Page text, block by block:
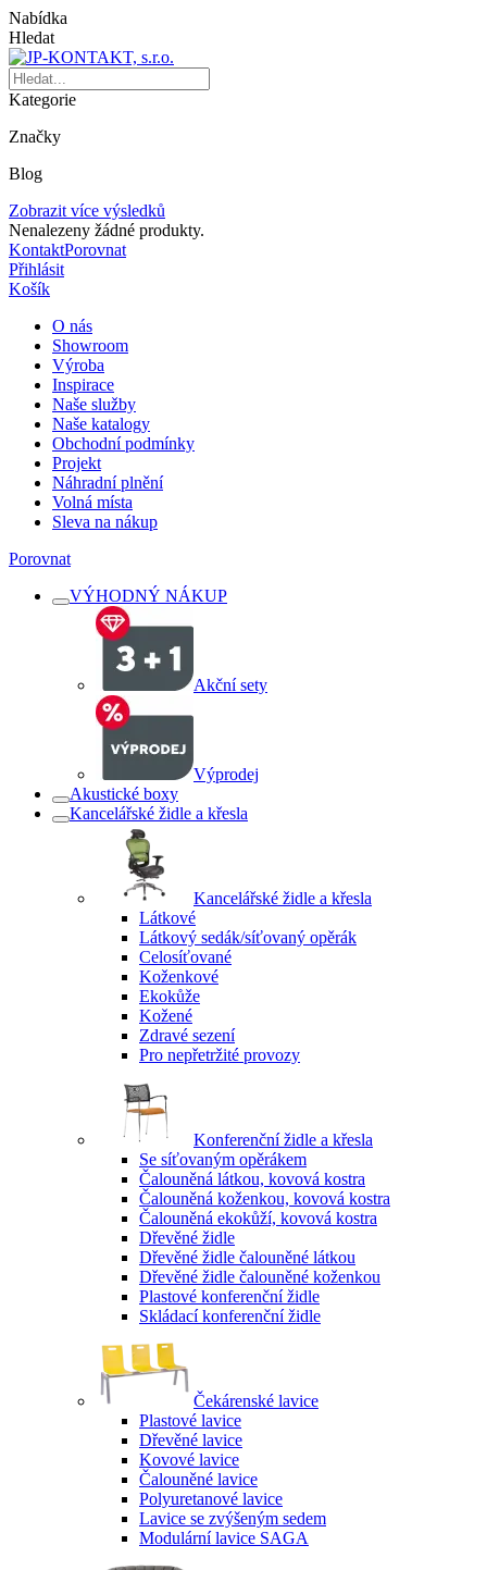
Nabídka
Hledat
Kategorie
Značky
Blog
Zobrazit více výsledků
Nenalezeny žádné produkty.
KontaktPorovnat
Přihlásit
Košík
O nás
Showroom
Výroba
Inspirace
Naše služby
Naše katalogy
Obchodní podmínky
Projekt
Náhradní plnění
Volná místa
Sleva na nákup
Porovnat
VÝHODNÝ NÁKUP
Akční sety
Výprodej
Akustické boxy
Kancelářské židle a křesla
Kancelářské židle a křesla
Látkové
Látkový sedák/síťovaný opěrák
Celosíťované
Koženkové
Ekokůže
Kožené
Zdravé sezení
Pro nepřetržité provozy
Konferenční židle a křesla
Se síťovaným opěrákem
Čalouněná látkou, kovová kostra
Čalouněná koženkou, kovová kostra
Čalouněná ekokůží, kovová kostra
Dřevěné židle
Dřevěné židle čalouněné látkou
Dřevěné židle čalouněné koženkou
Plastové konferenční židle
Skládací konferenční židle
Čekárenské lavice
Plastové lavice
Dřevěné lavice
Kovové lavice
Čalouněné lavice
Polyuretanové lavice
Lavice se zvýšeným sedem
Modulární lavice SAGA